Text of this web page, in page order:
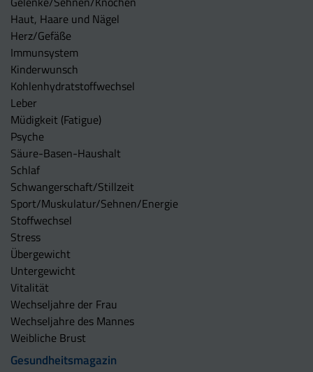
Haut, Haare und Nägel
Herz/Gefäße
Immunsystem
Kinderwunsch
Kohlenhydratstoffwechsel
Leber
Müdigkeit (Fatigue)
Psyche
Säure-Basen-Haushalt
Schlaf
Schwangerschaft/Stillzeit
Sport/Muskulatur/Sehnen/Energie
Stoffwechsel
Stress
Übergewicht
Untergewicht
Vitalität
Wechseljahre der Frau
Wechseljahre des Mannes
Weibliche Brust
Gesundheitsmagazin